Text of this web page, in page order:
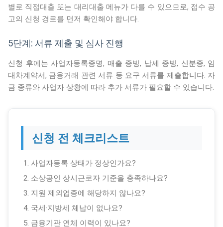
별로 직접대출 또는 대리대출 메뉴가 다를 수 있으므로, 접수 공
고의 신청 경로를 먼저 확인해야 합니다.
5단계: 서류 제출 및 심사 진행
신청 후에는 사업자등록증명, 매출 증빙, 납세 증빙, 신분증, 임
대차계약서, 금융거래 관련 서류 등 요구 서류를 제출합니다. 자
금 종류와 사업자 상황에 따라 추가 서류가 필요할 수 있습니다.
신청 전 체크리스트
사업자등록 상태가 정상인가요?
소상공인 상시근로자 기준을 충족하나요?
지원 제외업종에 해당하지 않나요?
국세·지방세 체납이 없나요?
금융기관 연체 이력이 있나요?